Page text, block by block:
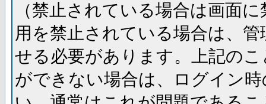
（禁止されている場合は画面
用を禁止されている場合は、
せる必要があります。上記の
ができない場合は、ログイン